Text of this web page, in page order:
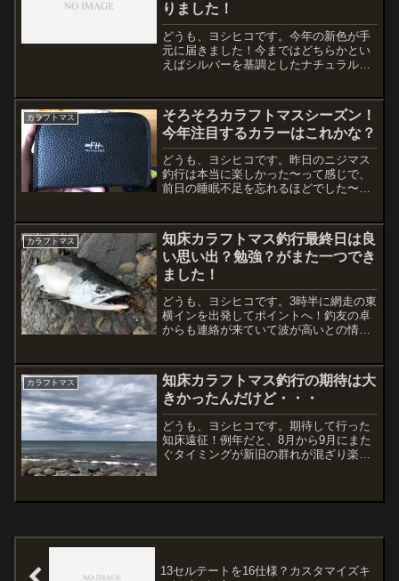
りました！
どうも、ヨシヒコです。今年の新色が手
元に届きました！今まではどちらかとい
えばシルバーを基調としたナチュラル系
が入った仕様になっています。表と裏で
カラーリングがかなり違い...
カラフトマス
そろそろカラフトマスシーズン！
今年注目するカラーはこれかな？
どうも、ヨシヒコです。昨日のニジマス
釣行は本当に楽しかった〜って感じで、
前日の睡眠不足を忘れるほどでした〜今
濯、タックルの整理でもしようと思って
いたにも関わらず、気持ち...
カラフトマス
知床カラフトマス釣行最終日は良
い思い出？勉強？がまた一つでき
ました！
どうも、ヨシヒコです。3時半に網走の東
横インを出発してポイントへ！釣友の卓
からも連絡が来ていて波が高いとの情
でも、釣る人はちゃんと釣るんです！！
さすがとしか言いようがあ...
カラフトマス
知床カラフトマス釣行の期待は大
きかったんだけど・・・
どうも、ヨシヒコです。期待して行った
知床遠征！例年だと、8月から9月にまた
ぐタイミングが新旧の群れが混ざり楽し
13セルテートを16仕様？カスタマイズキ